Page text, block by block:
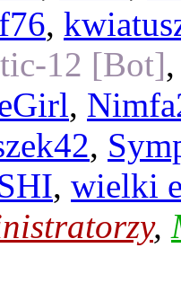
,
12 [Bot]
,
,
, wielki
,